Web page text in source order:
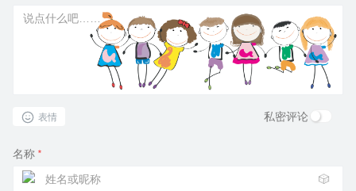
表情 私密评论
名称 *
🎲